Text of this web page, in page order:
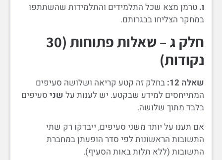
ו. טרמן מצא שכל התלמידים והתלמידות שהשתתפו
במחקר הצליחו בבגרותם.
חלק ג – שאלות פתוחות (30
נקודות)
שאלה 12:
בחלק זה קטע קריאה ושלושה סעיפים
המתייחסים למידע שבקטע. יש לענות על שני סעיפים
בלבד מתוך שלושה.
אם תענו על יותר משני סעיפים, ייבדקו רק שתי
התשובות הראשונות לפי סדר הופעתן במחברת
התשובות (ללא תלות באות הסעיף).